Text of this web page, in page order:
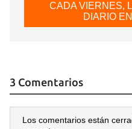
CADA VIERNES,
DIARIO
3 Comentarios
Los comentarios están